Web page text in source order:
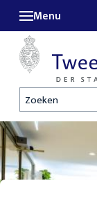
Zoeken
Menu